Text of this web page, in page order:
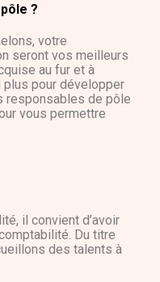
?
votre
seront vos meilleurs
au fur et à
plus pour développer
responsables de pôle
vous permettre
il convient d’avoir
Du titre
des talents à